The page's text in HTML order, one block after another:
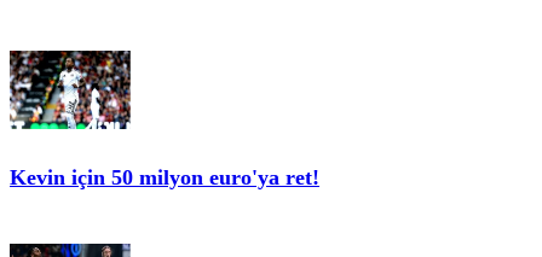
Kevin için 50 milyon euro'ya ret!